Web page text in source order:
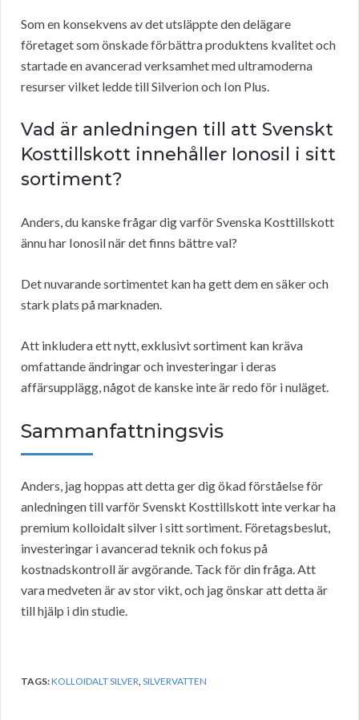
Som en konsekvens av det utsläppte den delägare
företaget som önskade förbättra produktens kvalitet och
startade en avancerad verksamhet med ultramoderna
resurser vilket ledde till Silverion och Ion Plus.
Vad är anledningen till att Svenskt
Kosttillskott innehåller Ionosil i sitt
sortiment?
Anders, du kanske frågar dig varför Svenska Kosttillskott
ännu har Ionosil när det finns bättre val?
Det nuvarande sortimentet kan ha gett dem en säker och
stark plats på marknaden.
Att inkludera ett nytt, exklusivt sortiment kan kräva
omfattande ändringar och investeringar i deras
affärsupplägg, något de kanske inte är redo för i nuläget.
Sammanfattningsvis
Anders, jag hoppas att detta ger dig ökad förståelse för
anledningen till varför Svenskt Kosttillskott inte verkar ha
premium kolloidalt silver i sitt sortiment. Företagsbeslut,
investeringar i avancerad teknik och fokus på
kostnadskontroll är avgörande. Tack för din fråga. Att
vara medveten är av stor vikt, och jag önskar att detta är
till hjälp i din studie.
TAGS:KOLLOIDALT SILVER,SILVERVATTEN